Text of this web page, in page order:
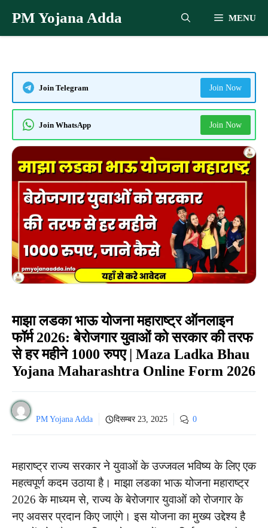
PM Yojana Adda MENU
Join Telegram Join Now
Join WhatsApp Join Now
माझा लडका भाऊ योजना महाराष्ट्र ऑनलाइन
फॉर्म 2026: बेरोजगार युवाओं को सरकार की तरफ
से हर महीने 1000 रुपए | Maza Ladka Bhau
Yojana Maharashtra Online Form 2026
PM Yojana Adda दिसम्बर 23, 2025 0
महाराष्ट्र राज्य सरकार ने युवाओं के उज्जवल भविष्य के लिए एक
महत्वपूर्ण कदम उठाया है। माझा लडका भाऊ योजना महाराष्ट्र
2026 के माध्यम से, राज्य के बेरोजगार युवाओं को रोजगार के
नए अवसर प्रदान किए जाएंगे। इस योजना का मुख्य उद्देश्य है